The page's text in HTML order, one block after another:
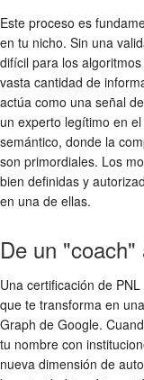
Este proceso es
en tu nicho. Sin una
difícil para los
vasta cantidad de
actúa como una señal
un experto legítimo en
semántico, donde la
son primordiales. Los
bien definidas y
en una de ellas.
De un
Una certificación de
que te transforma en una
Graph de Google.
tu nombre con
nueva dimensión de